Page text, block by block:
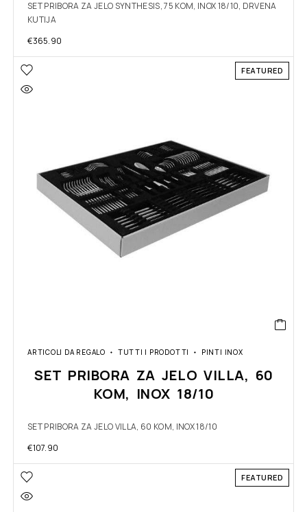
SET PRIBORA ZA JELO SYNTHESIS, 75 KOM, INOX 18/10, DRVENA
KUTIJA
€365.90
FEATURED
ARTICOLI DA REGALO TUTTI I PRODOTTI PINTI INOX
SET PRIBORA ZA JELO VILLA, 60
KOM, INOX 18/10
SET PRIBORA ZA JELO VILLA, 60 KOM, INOX 18/10
€107.90
FEATURED